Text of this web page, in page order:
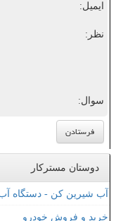
ایمیل:
نظر:
سوال:
دوستان مسترکار
آب شیرین کن - دستگاه
خرید و فروش خودرو